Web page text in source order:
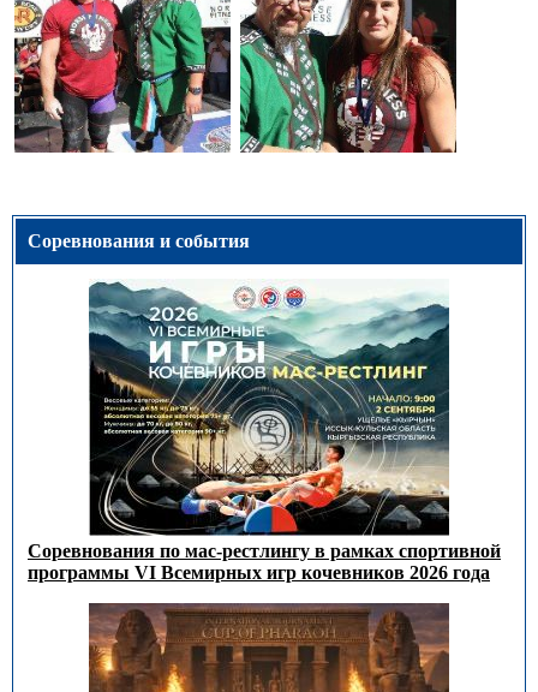
Соревнования и события
Соревнования по мас-рестлингу в рамках спортивной
программы VI Всемирных игр кочевников 2026 года